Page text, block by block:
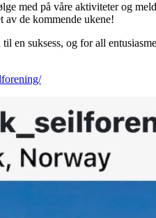
med på våre aktiviteter og
av de kommende ukene!
en suksess, og for all